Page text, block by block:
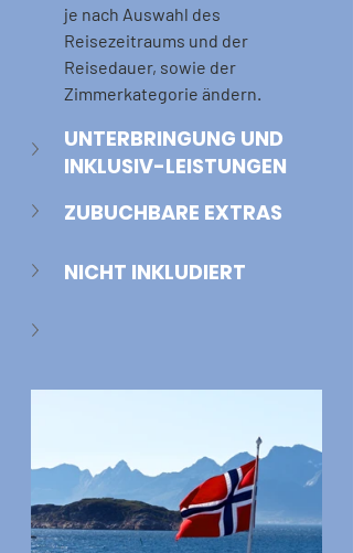
je nach Auswahl des
Reisezeitraums und der
Reisedauer, sowie der
Zimmerkategorie ändern.
UNTERBRINGUNG UND
INKLUSIV-LEISTUNGEN
ZUBUCHBARE EXTRAS
NICHT INKLUDIERT